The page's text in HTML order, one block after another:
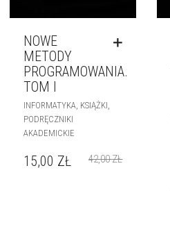
NOWE
METODY
PROGRAMOWANIA.
TOM I
INFORMATYKA, KSIĄŻKI,
PODRĘCZNIKI
AKADEMICKIE
42,00ZŁ
15,00 ZŁ